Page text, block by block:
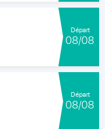
Départ
08/08
Départ
08/08